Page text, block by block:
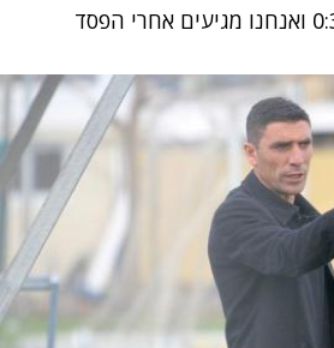
מגיעים אחרי ניצחון 0:3 ואנחנו מגיעים אחרי הפסד